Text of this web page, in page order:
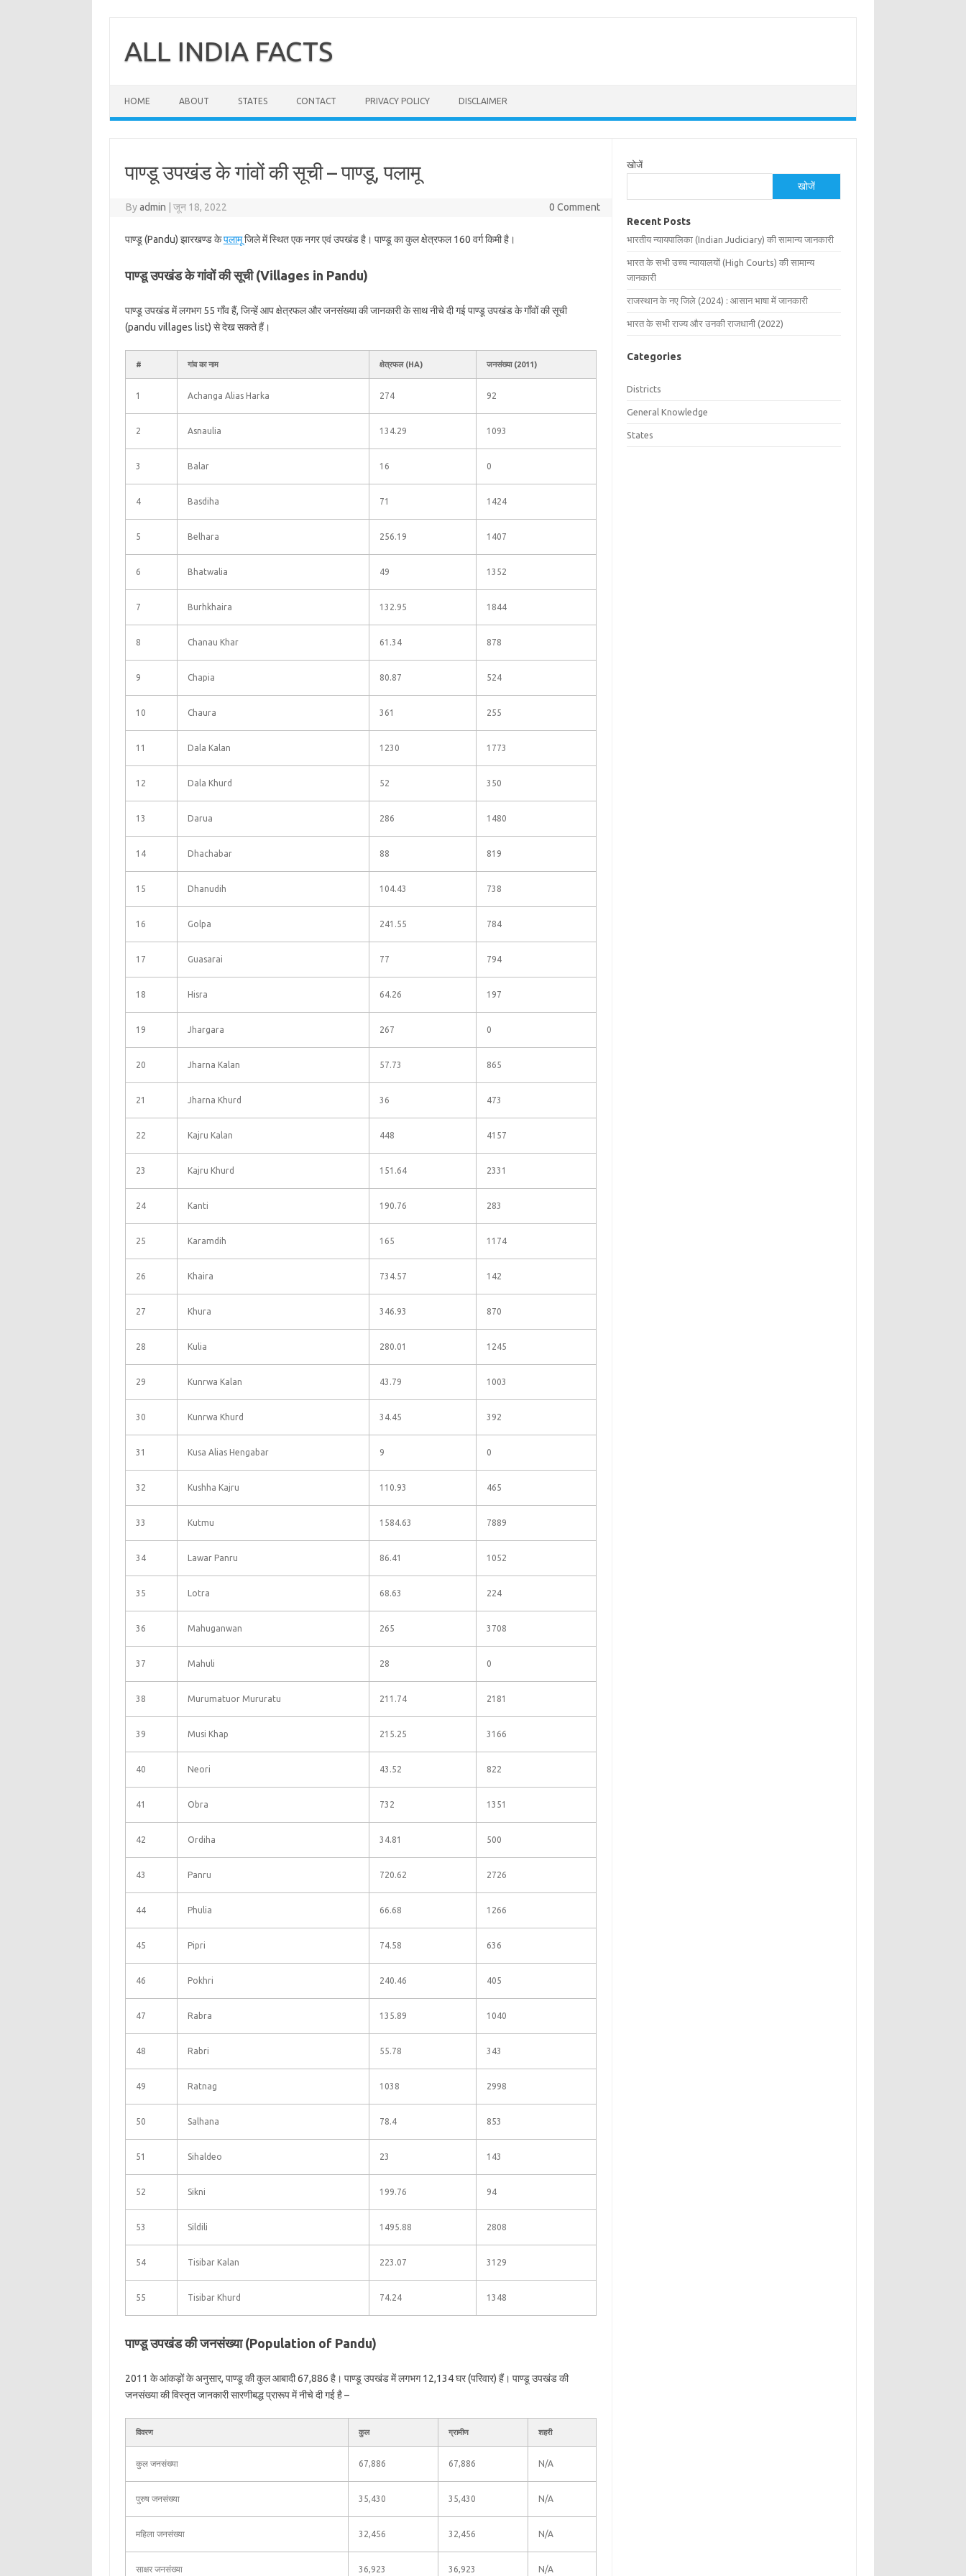
contentALL INDIA FACTS
HOME ABOUT STATES CONTACT PRIVACY POLICY DISCLAIMER
पाण्डू उपखंड के गांवों की सूची – पाण्डू, पलामू
Byadmin जून 18, 2022 0 Comment
पाण्डू (Pandu) झारखण्ड केपलामूजिले में स्थित एक नगर एवं उपखंड है। पाण्डू का कुल क्षेत्रफल 160 वर्ग किमी है।
पाण्डू उपखंड के गांवों की सूची (Villages in Pandu)
पाण्डू उपखंड में लगभग 55 गाँव हैं, जिन्हें आप क्षेत्रफल और जनसंख्या की जानकारी के साथ नीचे दी गई पाण्डू उपखंड के गाँवों की सूची
(pandu villages list) से देख सकते हैं।
# गांव का नाम क्षेत्रफल (HA) जनसंख्या (2011)
1 Achanga Alias Harka 274 92
2 Asnaulia 134.29 1093
3 Balar 16 0
4 Basdiha 71 1424
5 Belhara 256.19 1407
6 Bhatwalia 49 1352
7 Burhkhaira 132.95 1844
8 Chanau Khar 61.34 878
9 Chapia 80.87 524
10 Chaura 361 255
11 Dala Kalan 1230 1773
12 Dala Khurd 52 350
13 Darua 286 1480
14 Dhachabar 88 819
15 Dhanudih 104.43 738
16 Golpa 241.55 784
17 Guasarai 77 794
18 Hisra 64.26 197
19 Jhargara 267 0
20 Jharna Kalan 57.73 865
21 Jharna Khurd 36 473
22 Kajru Kalan 448 4157
23 Kajru Khurd 151.64 2331
24 Kanti 190.76 283
25 Karamdih 165 1174
26 Khaira 734.57 142
27 Khura 346.93 870
28 Kulia 280.01 1245
29 Kunrwa Kalan 43.79 1003
30 Kunrwa Khurd 34.45 392
31 Kusa Alias Hengabar 9 0
32 Kushha Kajru 110.93 465
33 Kutmu 1584.63 7889
34 Lawar Panru 86.41 1052
35 Lotra 68.63 224
36 Mahuganwan 265 3708
37 Mahuli 28 0
38 Murumatuor Mururatu 211.74 2181
39 Musi Khap 215.25 3166
40 Neori 43.52 822
41 Obra 732 1351
42 Ordiha 34.81 500
43 Panru 720.62 2726
44 Phulia 66.68 1266
45 Pipri 74.58 636
46 Pokhri 240.46 405
47 Rabra 135.89 1040
48 Rabri 55.78 343
49 Ratnag 1038 2998
50 Salhana 78.4 853
51 Sihaldeo 23 143
52 Sikni 199.76 94
53 Sildili 1495.88 2808
54 Tisibar Kalan 223.07 3129
55 Tisibar Khurd 74.24 1348
पाण्डू उपखंड की जनसंख्या (Population of Pandu)
2011 के आंकड़ों के अनुसार, पाण्डू की कुल आबादी 67,886 है। पाण्डू उपखंड में लगभग 12,134 घर (परिवार) हैं। पाण्डू उपखंड की
जनसंख्या की विस्तृत जानकारी सारणीबद्ध प्रारूप में नीचे दी गई है –
विवरण कुल ग्रामीण शहरी
कुल जनसंख्या 67,886 67,886 N/A
पुरुष जनसंख्या 35,430 35,430 N/A
महिला जनसंख्या 32,456 32,456 N/A
साक्षर जनसंख्या 36,923 36,923 N/A
खोजें
खोजें
Recent Posts
भारतीय न्यायपालिका (Indian Judiciary) की सामान्य जानकारी
भारत के सभी उच्च न्यायालयों (High Courts) की सामान्य
जानकारी
राजस्थान के नए जिले (2024) : आसान भाषा में जानकारी
भारत के सभी राज्य और उनकी राजधानी (2022)
Categories
Districts
General Knowledge
States